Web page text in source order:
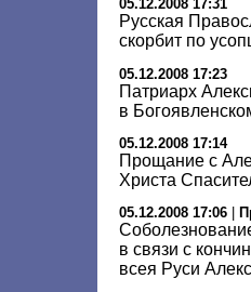
05.12.2008 17:31
Русская
скорбит по
05.12.2008 17:23
Патриарх
в
05.12.2008 17:14
Прощание с
Христа
05.12.2008 17:06
в связи с
всея Руси